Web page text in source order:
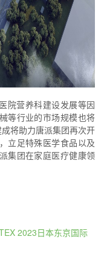
院营养科建设发展等因
等行业的市场规模也将
成将助力唐派集团再次开
立足特殊医学食品以及
集团在家庭医疗健康领
2023日本东京国际